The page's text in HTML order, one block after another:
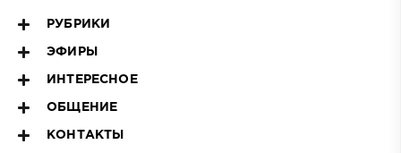
РУБРИКИ
ЭФИРЫ
ИНТЕРЕСНОЕ
ОБЩЕНИЕ
КОНТАКТЫ